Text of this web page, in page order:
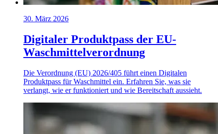
30. März 2026
Digitaler Produktpass der EU-
Waschmittelverordnung
Die Verordnung (EU) 2026/405 führt einen Digitalen
Produktpass für Waschmittel ein. Erfahren Sie, was sie
verlangt, wie er funktioniert und wie Bereitschaft aussieht.